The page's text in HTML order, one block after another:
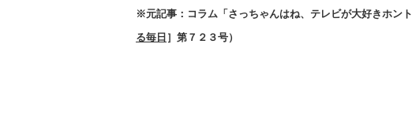
※元記事：コラム「さっちゃんはね、テレビが大好きホン
る毎日 ］第７２３号）